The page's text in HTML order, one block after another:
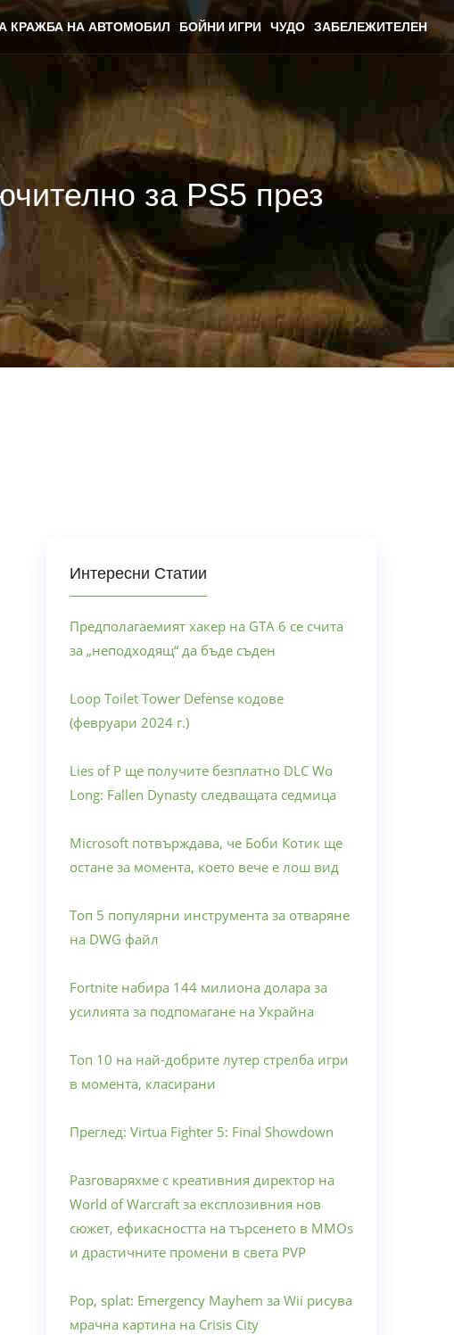
КРАЖБА НА АВТОМОБИЛ БОЙНИ ИГРИ ЧУДО ЗАБЕЛЕЖИТЕЛЕН
за PS5 през
Интересни Статии
Предполагаемият хакер на GTA 6 се счита
за „неподходящ“ да бъде съден
Loop Toilet Tower Defense кодове
(февруари 2024 г.)
Lies of P ще получите безплатно DLC Wo
Long: Fallen Dynasty следващата седмица
Microsoft потвърждава, че Боби Котик ще
остане за момента, което вече е лош вид
Топ 5 популярни инструмента за отваряне
на DWG файл
Fortnite набира 144 милиона долара за
усилията за подпомагане на Украйна
Топ 10 на най-добрите лутер стрелба игри
в момента, класирани
Преглед: Virtua Fighter 5: Final Showdown
Разговаряхме с креативния директор на
World of Warcraft за експлозивния нов
сюжет, ефикасността на търсенето в MMOs
и драстичните промени в света PVP
Pop, splat: Emergency Mayhem за Wii рисува
мрачна картина на Crisis City